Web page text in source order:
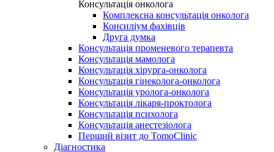
Консультація онколога
Комплексна консультація онколога
Консиліум фахівців
Друга думка
Консультація променевого терапевта
Консультація мамолога
Консультація хірурга-онколога
Консультація гінеколога-онколога
Консультація уролога-онколога
Консультація лікаря-проктолога
Консультація психолога
Консультація анестезіолога
Перший візит до TomoClinic
Діагностика